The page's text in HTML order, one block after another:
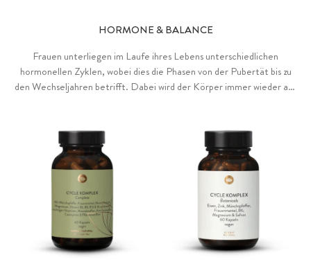
HORMONE & BALANCE
Frauen unterliegen im Laufe ihres Lebens unterschiedlichen
hormonellen Zyklen, wobei dies die Phasen von der Pubertät bis zu
den Wechseljahren betrifft. Dabei wird der Körper immer wieder auf
harmonischen Gleichgewicht vorliegen.